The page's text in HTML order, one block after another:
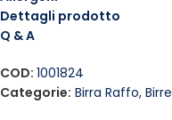
Dettagli prodotto
Q & A
COD: 1001824
Categorie: Birra Raffo, Birre